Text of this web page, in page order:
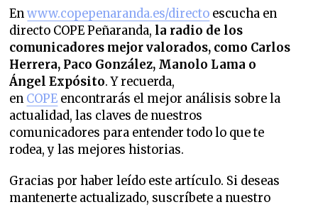
Enwww.copepenaranda.es/directo escucha en
directo COPE Peñaranda, la radio de los
comunicadores mejor valorados, como Carlos
Herrera, Paco González, Manolo Lama o
Ángel Expósito. Y recuerda,
en COPE encontrarás el mejor análisis sobre la
actualidad, las claves de nuestros
comunicadores para entender todo lo que te
rodea, y las mejores historias.
Gracias por haber leído este artículo. Si deseas
mantenerte actualizado, suscríbete a nuestro